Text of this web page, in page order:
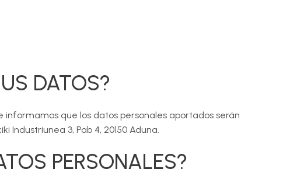
DATOS?
informamos que los datos personales aportados serán
Industriunea 3, Pab 4, 20150 Aduna.
PERSONALES?